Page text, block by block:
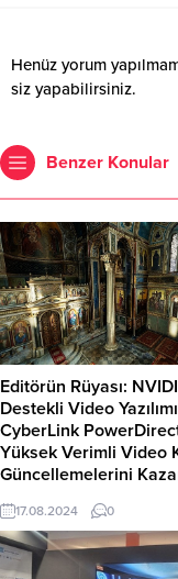
Henüz yorum
siz yapabilirsiniz.
Benzer Konular
Editörün Rüyası:
Destekli Video Yazılımı
CyberLink
Yüksek Verimli Video
Güncellemelerini
Her ay NVIDIA RTX ve
Studio platformu tarafından
desteklenen yeni yaratıcı
güncellemeleri ve
17.08.2024 0